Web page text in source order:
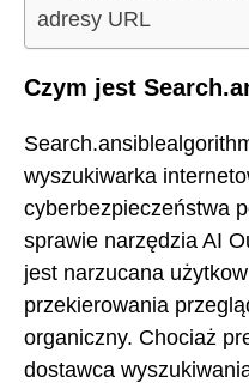
adresy URL
Czym jest
wyszukiwarka
cyberbezpieczeństwa
sprawie narzędzia AI
jest narzucana
przekierowania
organiczny. Chociaż
dostawca